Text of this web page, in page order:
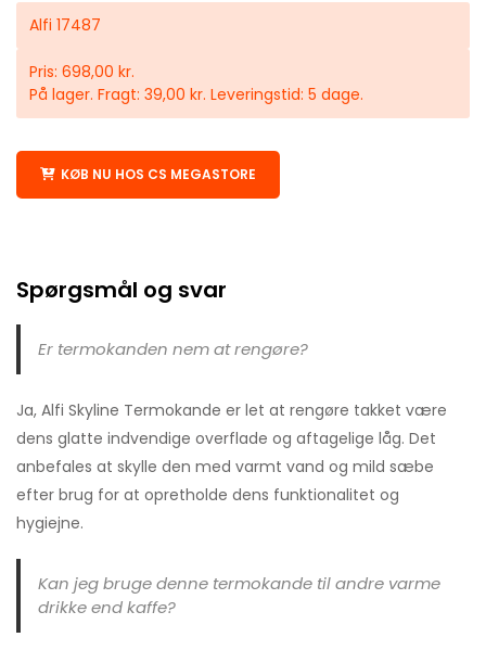
Alfi 17487
Pris: 698,00 kr.
På lager. Fragt: 39,00 kr. Leveringstid: 5 dage.
KØB NU HOS CS MEGASTORE
Spørgsmål og svar
Er termokanden nem at rengøre?
Ja, Alfi Skyline Termokande er let at rengøre takket være
dens glatte indvendige overflade og aftagelige låg. Det
anbefales at skylle den med varmt vand og mild sæbe
efter brug for at opretholde dens funktionalitet og
hygiejne.
Kan jeg bruge denne termokande til andre varme
drikke end kaffe?